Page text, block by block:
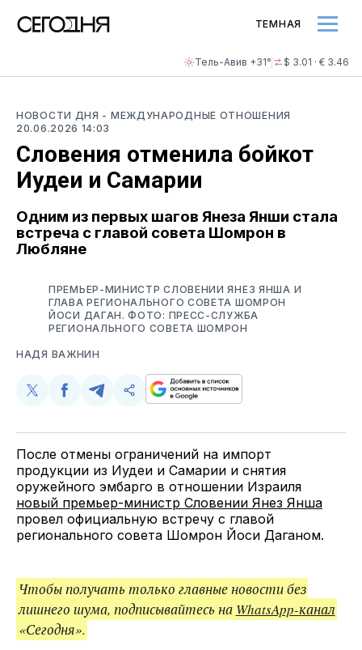
Тель-Авив +31° $ 3.01 · € 3.46
ТЕМНАЯ
НОВОСТИ ДНЯ - МЕЖДУНАРОДНЫЕ ОТНОШЕНИЯ
20.06.2026 14:03
Словения отменила бойкот
Иудеи и Самарии
Одним из первых шагов Янеза Янши стала
встреча с главой совета Шомрон в
Любляне
ПРЕМЬЕР-МИНИСТР СЛОВЕНИИ ЯНЕЗ ЯНША И
ГЛАВА РЕГИОНАЛЬНОГО СОВЕТА ШОМРОН
ЙОСИ ДАГАН. ФОТО: ПРЕСС-СЛУЖБА
РЕГИОНАЛЬНОГО СОВЕТА ШОМРОН
НАДЯ ВАЖНИН
Поделиться
Twitter
Поделиться
Facebook
Поделиться
Telegram
Скопируйте
поделитесь
После отмены ограничений на импорт
продукции из Иудеи и Самарии и снятия
оружейного эмбарго в отношении Израиля
новый премьер-министр Словении Янез Янша
провел официальную встречу с главой
регионального совета Шомрон Йоси Даганом.
Чтобы получать только главные новости без
лишнего шума, подписывайтесь на WhatsApp-канал
«Сегодня».